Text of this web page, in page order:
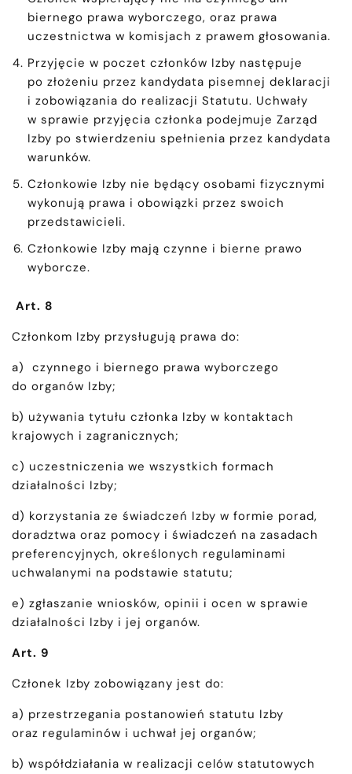
biernego prawa wyborczego, oraz prawa
uczestnictwa w komisjach z prawem głosowania.
Przyjęcie w poczet członków Izby następuje
po złożeniu przez kandydata pisemnej deklaracji
i zobowiązania do realizacji Statutu. Uchwały
w sprawie przyjęcia członka podejmuje Zarząd
Izby po stwierdzeniu spełnienia przez kandydata
warunków.
Członkowie Izby nie będący osobami fizycznymi
wykonują prawa i obowiązki przez swoich
przedstawicieli.
Członkowie Izby mają czynne i bierne prawo
wyborcze.
Art. 8
Członkom Izby przysługują prawa do:
a) czynnego i biernego prawa wyborczego
do organów Izby;
b) używania tytułu członka Izby w kontaktach
krajowych i zagranicznych;
c) uczestniczenia we wszystkich formach
działalności Izby;
d) korzystania ze świadczeń Izby w formie porad,
doradztwa oraz pomocy i świadczeń na zasadach
preferencyjnych, określonych regulaminami
uchwalanymi na podstawie statutu;
e) zgłaszanie wniosków, opinii i ocen w sprawie
działalności Izby i jej organów.
Art. 9
Członek Izby zobowiązany jest do:
a) przestrzegania postanowień statutu Izby
oraz regulaminów i uchwał jej organów;
b) współdziałania w realizacji celów statutowych